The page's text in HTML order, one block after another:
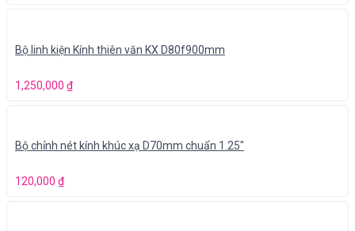
Bộ linh kiện Kính thiên văn KX D80f900mm
1,250,000 ₫
Bộ chỉnh nét kính khúc xạ D70mm chuẩn 1.25″
120,000 ₫